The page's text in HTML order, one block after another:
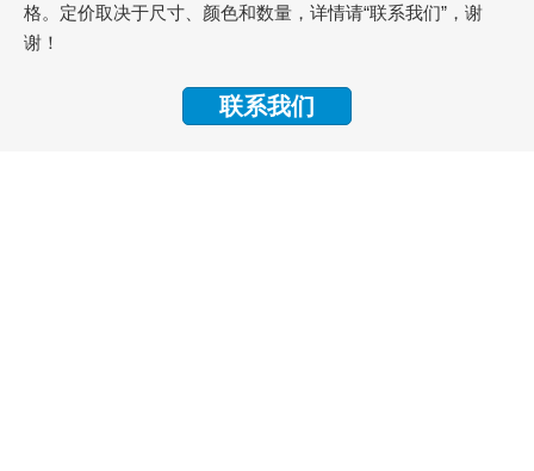
格。定价取决于尺寸、颜色和数量，详情请“联系我们”，谢
谢！
联系我们